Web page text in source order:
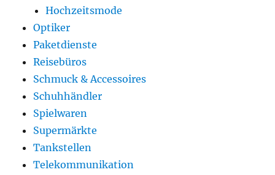
Hochzeitsmode
Optiker
Paketdienste
Reisebüros
Schmuck & Accessoires
Schuhhändler
Spielwaren
Supermärkte
Tankstellen
Telekommunikation